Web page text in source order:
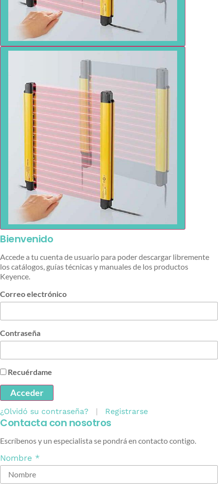
Bienvenido
Accede a tu cuenta de usuario para poder descargar libremente
los catálogos, guías técnicas y manuales de los productos
Keyence.
Correo electrónico
Contraseña
Recuérdame
Acceder
¿Olvidó su contraseña? Registrarse
Contacta con nosotros
Escríbenos y un especialista se pondrá en contacto contigo.
Nombre *